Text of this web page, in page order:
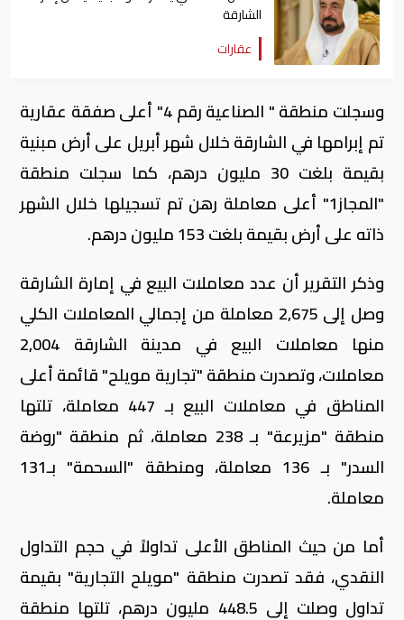
الشارقة
عقارات
وسجلت منطقة " الصناعية رقم 4" أعلى صفقة عقارية
تم إبرامها في الشارقة خلال شهر أبريل على أرض مبنية
بقيمة بلغت 30 مليون درهم، كما سجلت منطقة
"المجاز1" أعلى معاملة رهن تم تسجيلها خلال الشهر
ذاته على أرض بقيمة بلغت 153 مليون درهم.
وذكر التقرير أن عدد معاملات البيع في إمارة الشارقة
وصل إلى 2,675 معاملة من إجمالي المعاملات الكلي
منها معاملات البيع في مدينة الشارقة 2,004
معاملات، وتصدرت منطقة "تجارية مويلح" قائمة أعلى
المناطق في معاملات البيع بـ 447 معاملة، تلتها
منطقة "مزيرعة" بـ 238 معاملة، ثم منطقة "روضة
السدر" بـ 136 معاملة، ومنطقة "السحمة" بـ131
معاملة.
أما من حيث المناطق الأعلى تداولاً في حجم التداول
النقدي، فقد تصدرت منطقة "مويلح التجارية" بقيمة
تداول وصلت إلى 448.5 مليون درهم، تلتها منطقة